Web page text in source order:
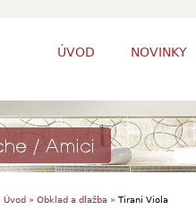
ÚVOD NOVINKY
Úvod » Obklad a dlažba »Tirani Viola